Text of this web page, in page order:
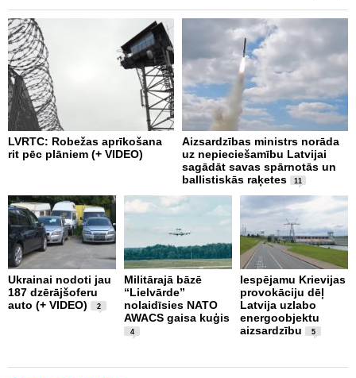
LVRTC: Robežas aprīkošana
rit pēc plāniem (+ VIDEO)
Aizsardzības ministrs norāda
uz nepieciešamību Latvijai
sagādāt savas spārnotās un
ballistiskās raķetes
11
Ukrainai nodoti jau
187 dzērājšoferu
auto (+ VIDEO)
2
Militārajā bāzē
“Lielvārde”
nolaidīsies NATO
AWACS gaisa kuģis
4
Iespējamu Krievijas
provokāciju dēļ
Latvija uzlabo
energoobjektu
aizsardzību
5